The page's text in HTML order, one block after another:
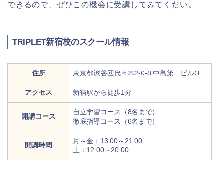
できるので、ぜひこの機会に受講してみてくだい。
TRIPLET新宿校のスクール情報
住所 東京都渋谷区代々木2-6-8 中島第一ビル6F
アクセス 新宿駅から徒歩1分
開講コース
自立学習コース（8名まで）
徹底指導コース（6名まで）
開講時間
月～金：13:00～21:00
土：12:00～20:00